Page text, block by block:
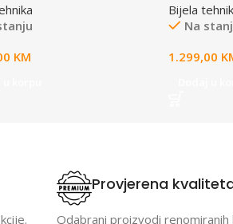
Escajg ladica,
KM
Z: 17 L,
Bijela
Na
1.299,00
Provjerena
Odabrani proizvodi renomiranih